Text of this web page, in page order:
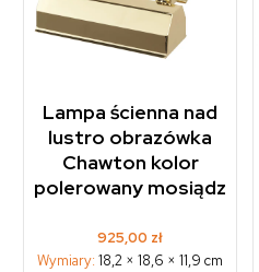
Lampa ścienna nad
lustro obrazówka
Chawton kolor
polerowany mosiądz
925,00 zł
Wymiary:18,2 × 18,6 × 11,9 cm